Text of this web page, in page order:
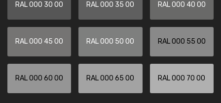
RAL 000 30 00 RAL 000 35 00 RAL 000 40 00
RAL 000 45 00 RAL 000 50 00 RAL 000 55 00
RAL 000 60 00 RAL 000 65 00 RAL 000 70 00